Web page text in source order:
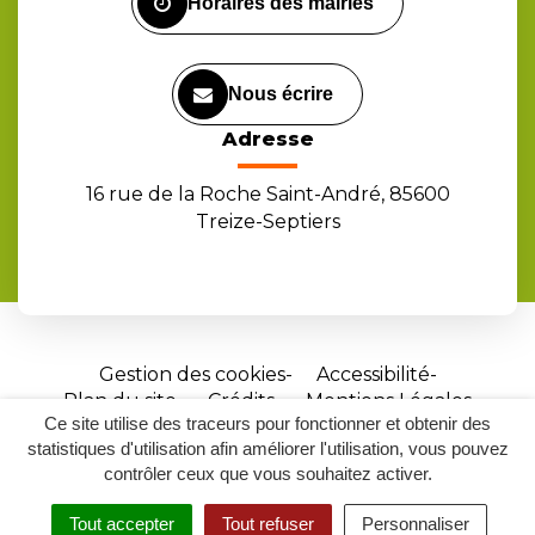
Ce site utilise des traceurs pour fonctionner et obtenir des
statistiques d'utilisation afin améliorer l'utilisation, vous pouvez
contrôler ceux que vous souhaitez activer.
Tout accepter Tout refuser Personnaliser
Nous écrire
Adresse
16 rue de la Roche Saint-André, 85600
Treize-Septiers
Gestion des cookies
Accessibilité
Plan du site
Crédits
Mentions Légales
Site
réalisé
par
Inovagora